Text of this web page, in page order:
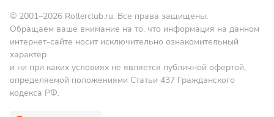
© 2001–2026 Rollerclub.ru. Все права защищены.
Обращаем ваше внимание на то, что информация на данном
интернет-сайте носит исключительно ознакомительный
характер
и ни при каких условиях не является публичной офертой,
определяемой положениями Статьи 437 Гражданского
кодекса РФ.